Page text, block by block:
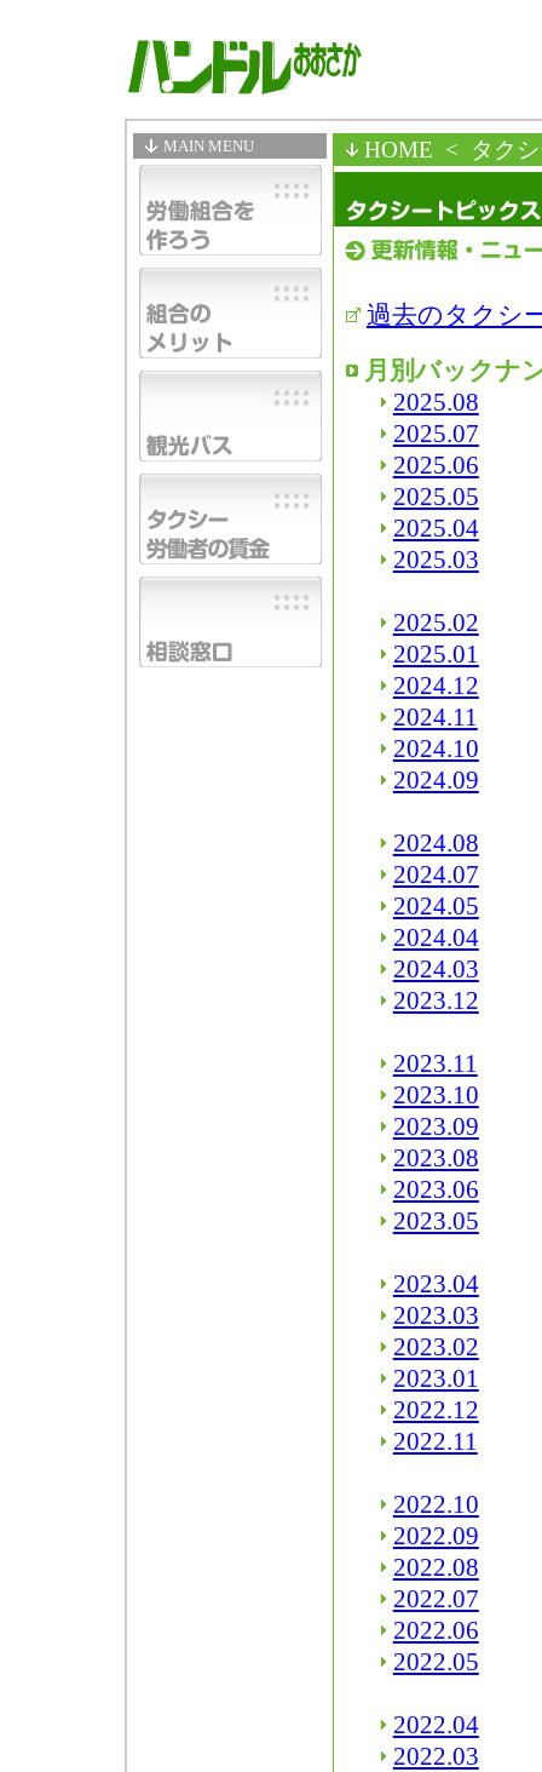
MAIN MENU HOME < タク
過去のタクシ
月別バックナ
2025.08
2025.07
2025.06
2025.05
2025.04
2025.03
2025.02
2025.01
2024.12
2024.11
2024.10
2024.09
2024.08
2024.07
2024.05
2024.04
2024.03
2023.12
2023.11
2023.10
2023.09
2023.08
2023.06
2023.05
2023.04
2023.03
2023.02
2023.01
2022.12
2022.11
2022.10
2022.09
2022.08
2022.07
2022.06
2022.05
2022.04
2022.03